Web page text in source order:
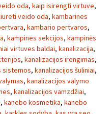
oda, kaip isirengti virtuve,
veido oda, kambarines
, kambario pertvaros,
, kampines sekcijos, kampinės
virtuves baldai, kanalizacija,
, kanalizacijos irengimas,
sistemos, kanalizacijos šuliniai,
, kanalizacijos valymo
, kanalizacijos vamzdžiai,
, kanebo kosmetika, kanebo